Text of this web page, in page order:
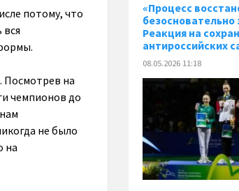
потому, что
Посмотрев на
чемпионов до
не было
на
«Процесс
безосновательно
Реакция на
антироссийских
08.05.2026 11:18